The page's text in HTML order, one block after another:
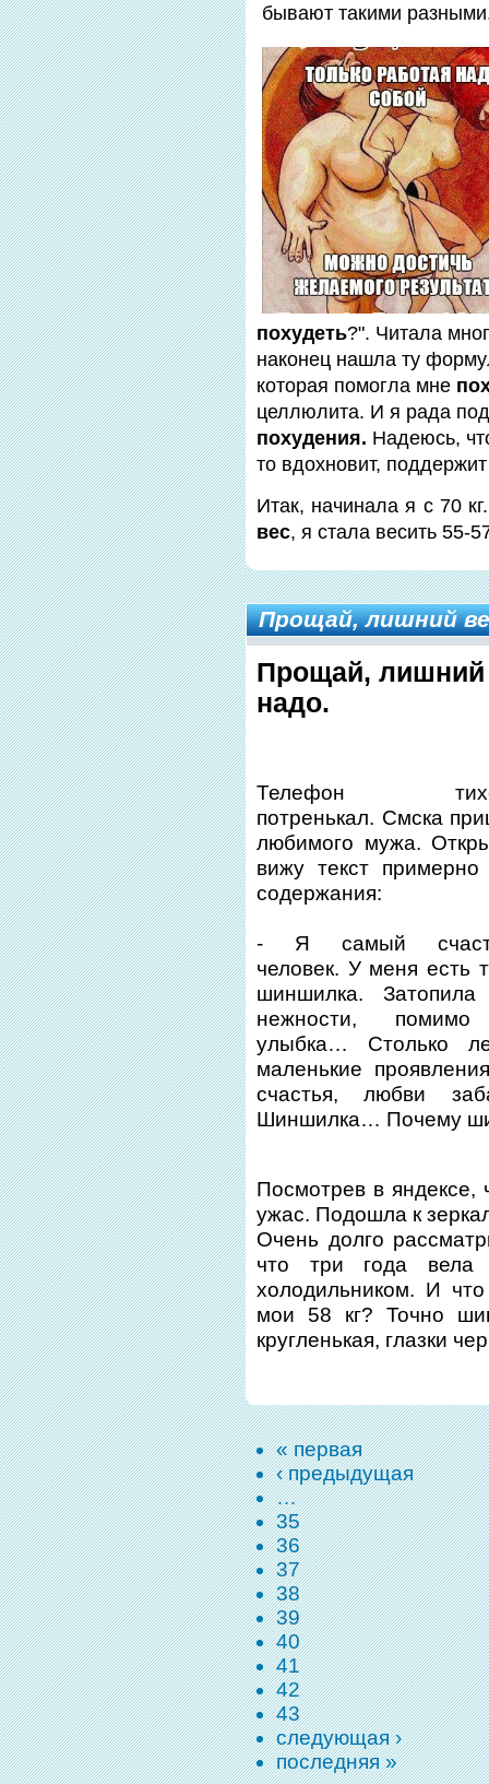
бывают такими
похудеть?". Читала
наконец нашла ту
которая помогла мне
целлюлита. И я рада
похудения. Надеюсь,
то вдохновит,
Итак, начинала я с 70
вес, я стала весить 55-
Прощай, лишний
Прощай, лишний
надо.
Телефон
потренькал. Смска
любимого мужа.
вижу текст примерно
содержания:
- Я самый
человек. У меня есть
шиншилка. Затопила
нежности,
улыбка… Столько
маленькие
счастья, любви
Шиншилка… Почему
Посмотрев в яндексе,
ужас. Подошла к
Очень долго
что три года вела
холодильником. И
мои 58 кг? Точно
кругленькая, глазки
« первая
‹ предыдущая
…
35
36
37
38
39
40
41
42
43
следующая ›
последняя »